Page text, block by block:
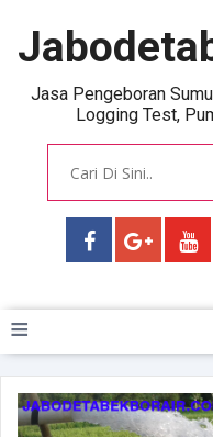
Jasa Pengeboran
Logging Test,
≡